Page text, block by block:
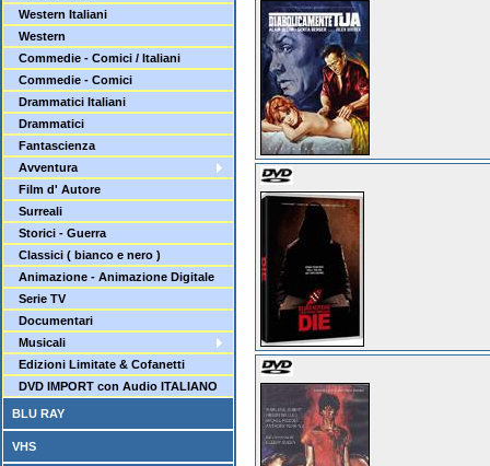
Western Italiani
Western
Commedie - Comici / Italiani
Commedie - Comici
Drammatici Italiani
Drammatici
Fantascienza
Avventura
Film d' Autore
Surreali
Storici - Guerra
Classici ( bianco e nero )
Animazione - Animazione Digitale
Serie TV
Documentari
Musicali
Edizioni Limitate & Cofanetti
DVD IMPORT con Audio ITALIANO
BLU RAY
VHS